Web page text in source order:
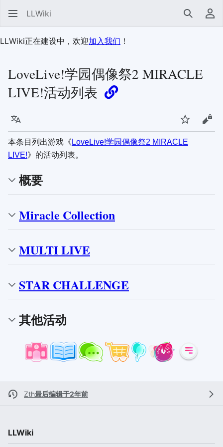
LLWiki 搜索 用
LLWiki正在建设中，欢迎加入我们 ！
LoveLive!学园偶像祭2 MIRACLE
LIVE!活动列表
语言 监视 查
本条目列出游戏《 LoveLive!学园偶像祭2 MIRACLE
LIVE!》的活动列表。
概要
Miracle Collection
MULTI LIVE
STAR CHALLENGE
其他活动
Zth最后编辑于2年前
LLWiki